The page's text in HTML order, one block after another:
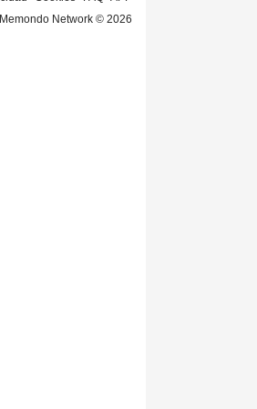
Memondo Network © 2026